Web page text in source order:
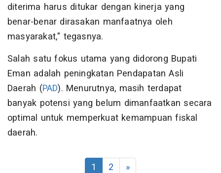
diterima harus ditukar dengan kinerja yang
benar-benar dirasakan manfaatnya oleh
masyarakat," tegasnya.
Salah satu fokus utama yang didorong Bupati
Eman adalah peningkatan Pendapatan Asli
Daerah (PAD). Menurutnya, masih terdapat
banyak potensi yang belum dimanfaatkan secara
optimal untuk memperkuat kemampuan fiskal
daerah.
1 2 »